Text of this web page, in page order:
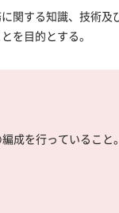
関する知識、技術及
を目的とする。
成を行っていること。